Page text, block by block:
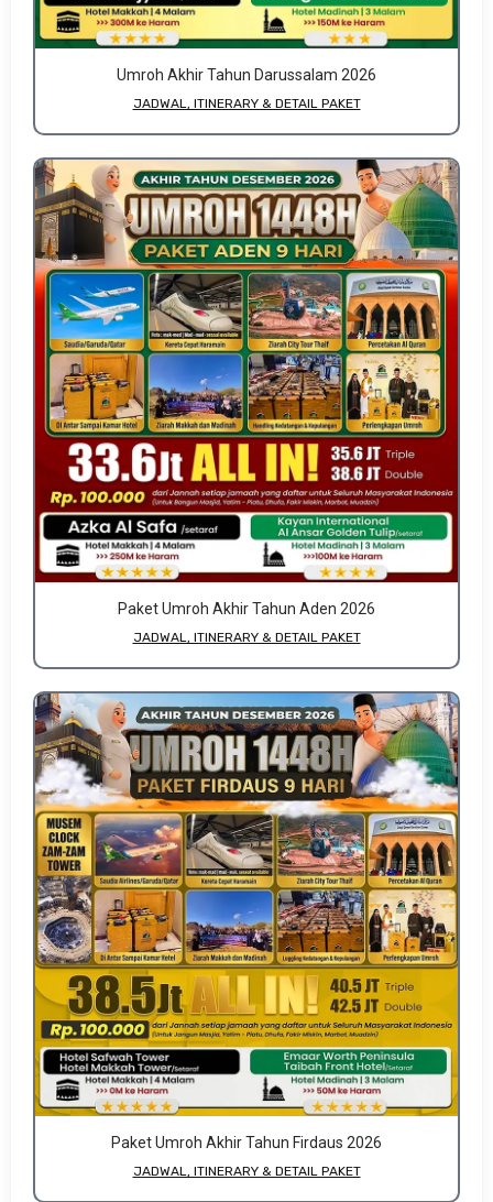
Umroh Akhir Tahun Darussalam 2026
JADWAL, ITINERARY & DETAIL PAKET
Paket Umroh Akhir Tahun Aden 2026
JADWAL, ITINERARY & DETAIL PAKET
Paket Umroh Akhir Tahun Firdaus 2026
JADWAL, ITINERARY & DETAIL PAKET